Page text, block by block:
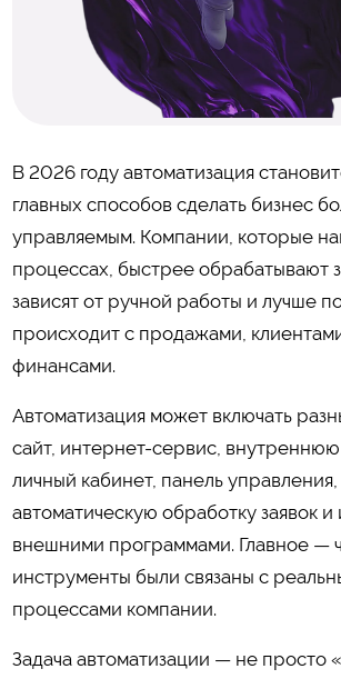
В 2026 году автоматизация
главных способов сделать бизнес
управляемым. Компании, которые
процессах, быстрее обрабатывают
зависят от ручной работы и лучше
происходит с продажами,
финансами.
Автоматизация может включать
сайт, интернет-сервис, внутреннюю
личный кабинет, панель управления,
автоматическую обработку заявок
внешними программами. Главное —
инструменты были связаны с
процессами компании.
Задача автоматизации — не просто